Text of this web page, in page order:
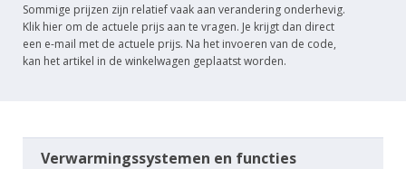
Sommige prijzen zijn relatief vaak aan verandering onderhevig.
Klik hier om de actuele prijs aan te vragen. Je krijgt dan direct
een e-mail met de actuele prijs. Na het invoeren van de code,
kan het artikel in de winkelwagen geplaatst worden.
Verwarmingssystemen en functies